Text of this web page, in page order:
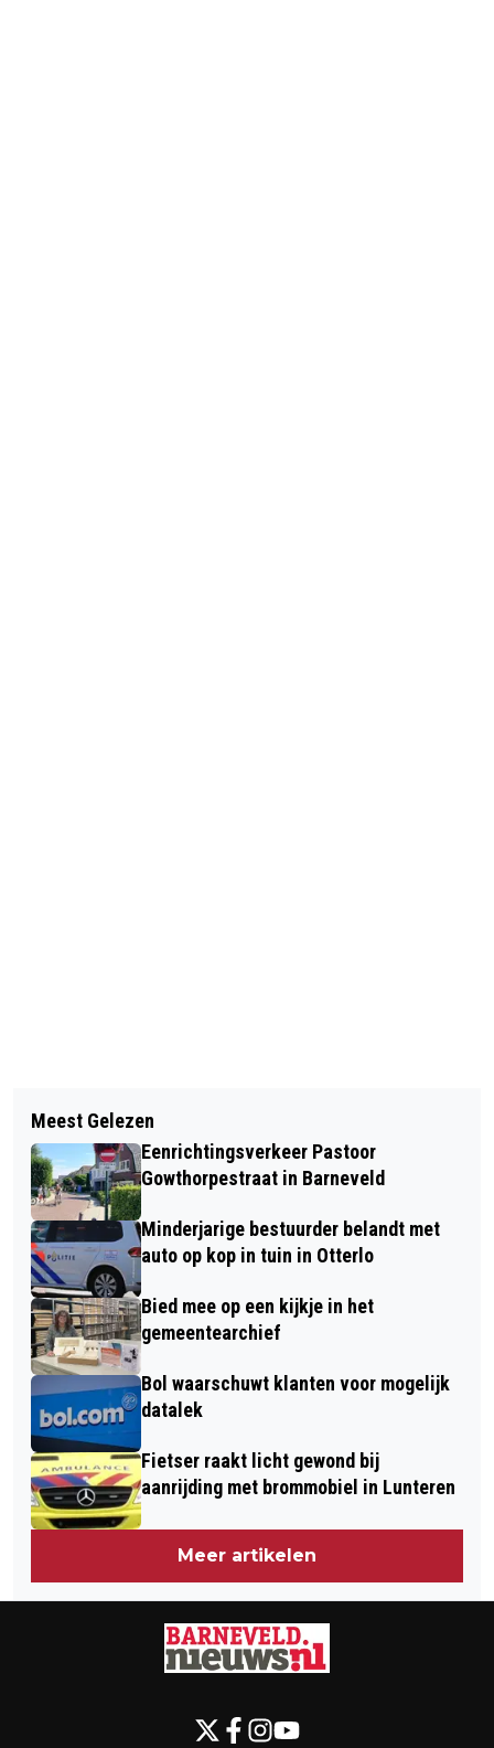
‘GEZICHTEN VAN DE HARTENBERG’:
PORTRETTEN DIE JE RAKEN IN
CULTURA
GROOT ONDERHOUD A1 TUSSEN
STROE EN BARNEVELD
Meest Gelezen
Eenrichtingsverkeer Pastoor
Gowthorpestraat in Barneveld
Minderjarige bestuurder belandt met
auto op kop in tuin in Otterlo
Bied mee op een kijkje in het
gemeentearchief
Bol waarschuwt klanten voor mogelijk
datalek
Fietser raakt licht gewond bij
aanrijding met brommobiel in Lunteren
Meer artikelen